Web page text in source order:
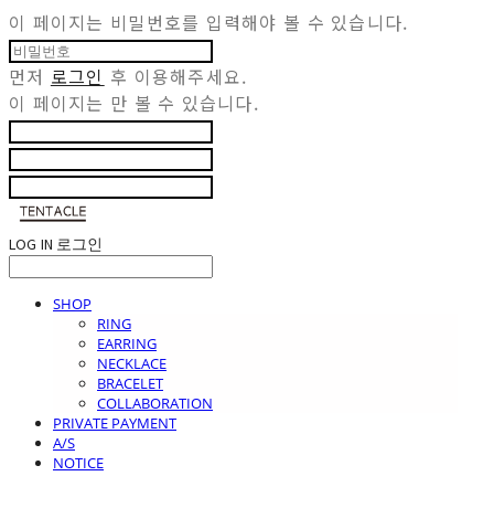
이 페이지는 비밀번호를 입력해야 볼 수 있습니다.
먼저 로그인 후 이용해주세요.
이 페이지는 만 볼 수 있습니다.
LOG IN 로그인
SHOP
RING
EARRING
NECKLACE
BRACELET
COLLABORATION
PRIVATE PAYMENT
A/S
NOTICE